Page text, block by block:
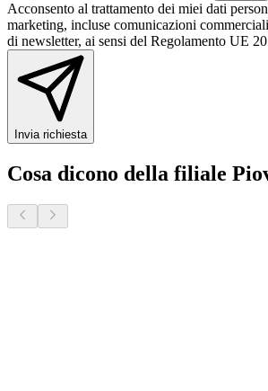
Acconsento al trattamento dei miei dati
marketing, incluse comunicazioni
di newsletter, ai sensi del Regolamento UE
Invia richiesta
Cosa dicono della filiale